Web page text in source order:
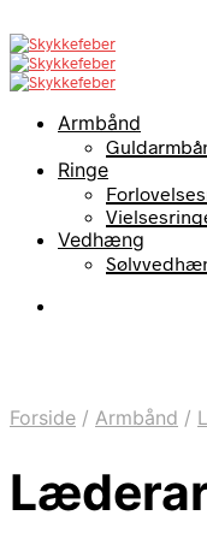
Armbånd
Ringe
Vedhæng
Forside / Armbånd /